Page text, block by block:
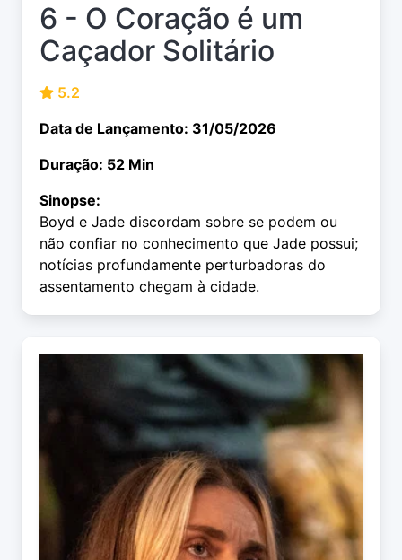
6 - O Coração é um
Caçador Solitário
5.2
Data de Lançamento: 31/05/2026
Duração: 52 Min
Sinopse:
Boyd e Jade discordam sobre se podem ou
não confiar no conhecimento que Jade possui;
notícias profundamente perturbadoras do
assentamento chegam à cidade.